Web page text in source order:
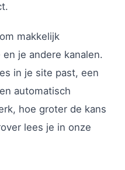
makkelijk
je andere kanalen.
in je site past, een
automatisch
hoe groter de kans
lees je in onze